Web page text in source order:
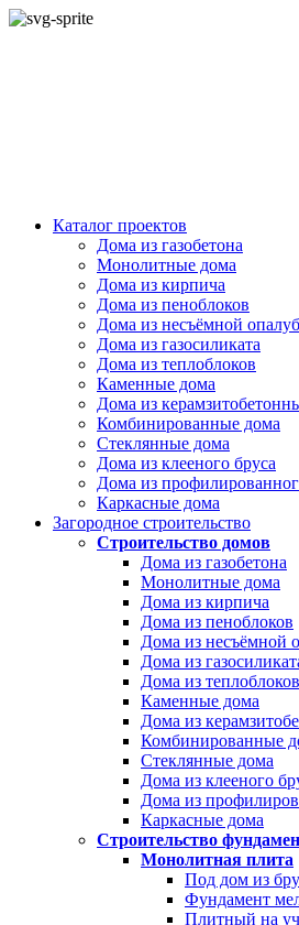
Каталог проектов
Дома из газобетона
Монолитные дома
Дома из кирпича
Дома из пеноблоков
Дома из несъёмной
Дома из газосиликата
Дома из теплоблоков
Каменные дома
Дома из
Комбинированные дома
Стеклянные дома
Дома из клееного бруса
Дома из
Каркасные дома
Загородное строительство
Строительство домов
Дома из газобетона
Монолитные дома
Дома из кирпича
Дома из пеноблоков
Дома из несъёмной
Дома из
Дома из теплоблоков
Каменные дома
Дома из
Комбинированные
Стеклянные дома
Дома из клееного
Дома из
Каркасные дома
Строительство
Монолитная плита
Под дом из
Фундамент
Плитный на